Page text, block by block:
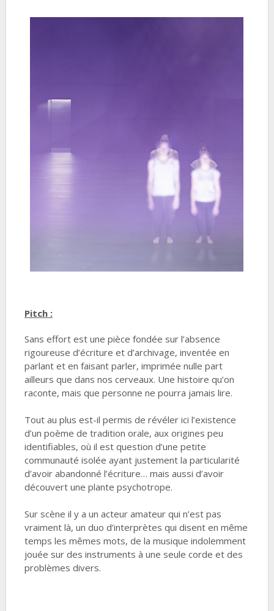
Pitch :
Sans effort est une pièce fondée sur l’absence
rigoureuse d’écriture et d’archivage, inventée en
parlant et en faisant parler, imprimée nulle part
ailleurs que dans nos cerveaux. Une histoire qu’on
raconte, mais que personne ne pourra jamais lire.
Tout au plus est-il permis de révéler ici l’existence
d’un poème de tradition orale, aux origines peu
identifiables, où il est question d’une petite
communauté isolée ayant justement la particularité
d’avoir abandonné l’écriture… mais aussi d’avoir
découvert une plante psychotrope.
Sur scène il y a un acteur amateur qui n’est pas
vraiment là, un duo d’interprètes qui disent en même
temps les mêmes mots, de la musique indolemment
jouée sur des instruments à une seule corde et des
problèmes divers.